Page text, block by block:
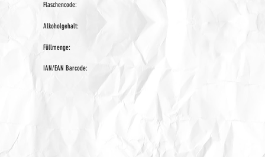
Flaschencode:
Alkoholgehalt:
Füllmenge:
IAN/EAN Barcode: